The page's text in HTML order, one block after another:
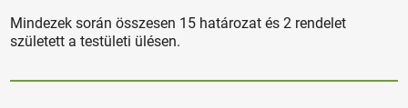
Mindezek során összesen 15 határozat és 2 rendelet
született a testületi ülésen.